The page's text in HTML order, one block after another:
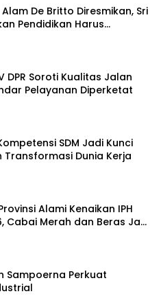
De Britto Diresmikan, Sri
Pendidikan Harus
DPR Soroti Kualitas Jalan
Pelayanan Diperketat
SDM Jadi Kunci
Transformasi Dunia Kerja
Alami Kenaikan IPH
Cabai Merah dan Beras Jadi
Sampoerna Perkuat